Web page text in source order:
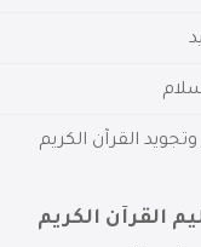
القرآن الكريم
القرآن الكريم